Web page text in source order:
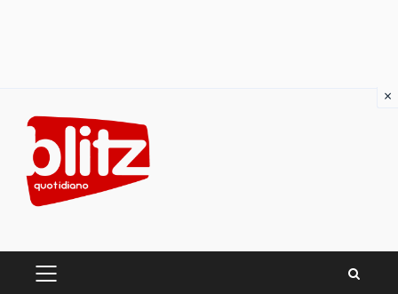
content
PRIMARY
×